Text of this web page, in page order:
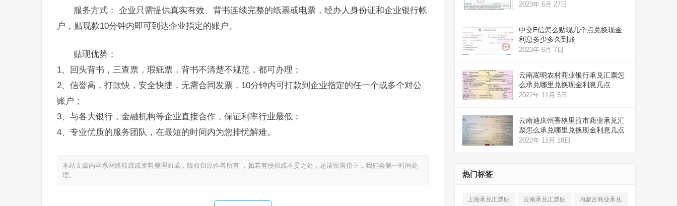
服务方式： 企业只需提供真实有效、背书连续完整的纸票或电票，经办人身份证和企业银行帐
户，贴现款10分钟内即可到达企业指定的账户。
贴现优势：
1、回头背书，三查票，瑕疵票，背书不清楚不规范，都可办理；
2、信誉高，打款快，安全快捷，无需合同发票，10分钟内可打款到企业指定的任一个或多个对公
账户；
3、与各大银行，金融机构等企业直接合作，保证利率行业最低；
4、专业优质的服务团队，在最短的时间内为您排忧解难。
本站文章内容系网络转载或资料整理而成，版权归原作者所有 ，如若有侵权或不妥之处，还请留言指正，我们会第一时间处
理。
2023年 6月 27日
中交E信怎么贴现几个点兑换现金
利息多少多久到账
2023年 6月 7日
云南嵩明农村商业银行承兑汇票怎
么承兑哪里兑换现金利息几点
2022年 11月 5日
云南迪庆州香格里拉市商业承兑汇
票怎么承兑哪里兑换现金利息几点
2022年 11月 18日
热门标签
上海承兑汇票贴
云南承兑汇票贴
内蒙古商业承兑